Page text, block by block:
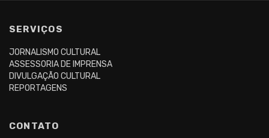
SERVIÇOS
JORNALISMO CULTURAL
ASSESSORIA DE IMPRENSA
DIVULGAÇÃO CULTURAL
REPORTAGENS
CONTATO